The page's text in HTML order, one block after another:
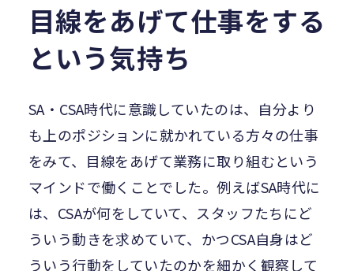
目線をあげて仕事をする
という気持ち
SA・CSA時代に意識していたのは、自分より
も上のポジションに就かれている方々の仕事
をみて、目線をあげて業務に取り組むという
マインドで働くことでした。例えばSA時代に
は、CSAが何をしていて、スタッフたちにど
ういう動きを求めていて、かつCSA自身はど
ういう行動をしていたのかを細かく観察して